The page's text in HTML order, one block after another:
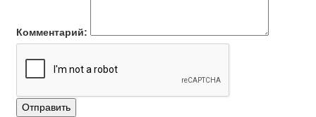
Комментарий:
Отправить